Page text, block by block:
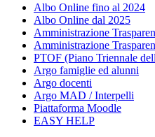
Albo Online fino al 2024
Albo Online dal 2025
Amministrazione
Amministrazione
PTOF (Piano Triennale
Argo famiglie ed alunni
Argo docenti
Argo MAD / Interpelli
Piattaforma Moodle
EASY HELP